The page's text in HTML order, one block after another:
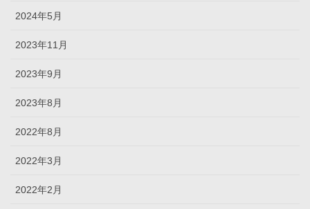
2024年5月
2023年11月
2023年9月
2023年8月
2022年8月
2022年3月
2022年2月